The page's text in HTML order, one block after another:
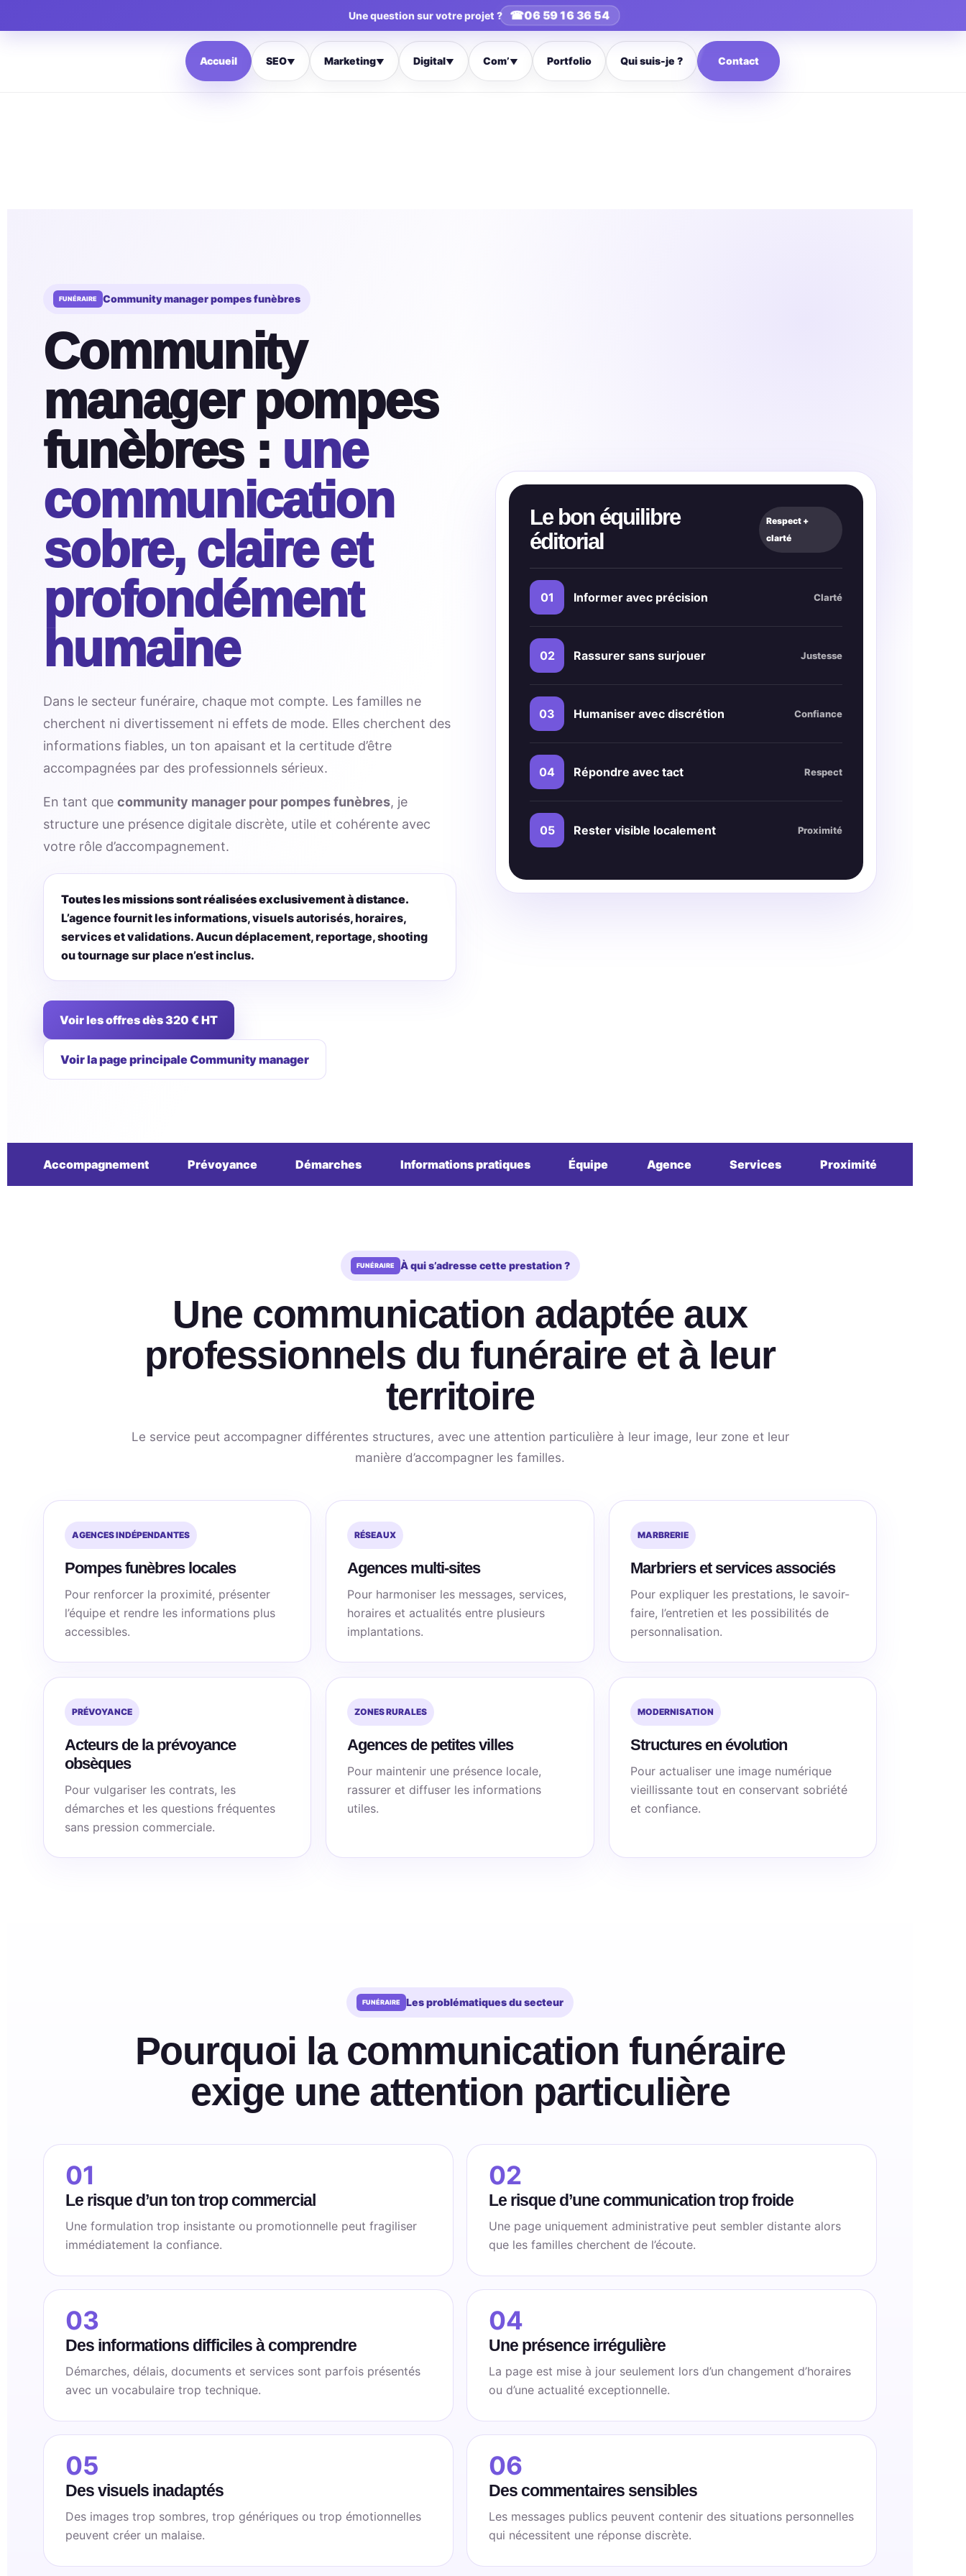
Une question sur votre projet ? ☎06 59 16 36 54
Accueil SEO▼ Marketing▼ Digital▼ Com’▼ Portfolio Qui suis-je ? Contact
Community manager pompes funèbres
Community
manager pompes
funèbres : une
communication
sobre, claire et
profondément
humaine
Dans le secteur funéraire, chaque mot compte. Les familles ne
cherchent ni divertissement ni effets de mode. Elles cherchent des
informations fiables, un ton apaisant et la certitude d’être
accompagnées par des professionnels sérieux.
En tant quecommunity manager pour pompes funèbres, je
structure une présence digitale discrète, utile et cohérente avec
votre rôle d’accompagnement.
Toutes les missions sont réalisées exclusivement à distance.
L’agence fournit les informations, visuels autorisés, horaires,
services et validations. Aucun déplacement, reportage, shooting
ou tournage sur place n’est inclus.
Voir les offres dès 320 € HT
Voir la page principale Community manager
Le bon équilibre
éditorial
Respect +
clarté
01 Informer avec précision Clarté
02 Rassurer sans surjouer Justesse
03 Humaniser avec discrétion Confiance
04 Répondre avec tact Respect
05 Rester visible localement Proximité
Accompagnement Prévoyance Démarches Informations pratiques Équipe Agence Services Proximité
À qui s’adresse cette prestation ?
Une communication adaptée aux
professionnels du funéraire et à leur
territoire
Le service peut accompagner différentes structures, avec une attention particulière à leur image, leur zone et leur
manière d’accompagner les familles.
AGENCES INDÉPENDANTES
Pompes funèbres locales
Pour renforcer la proximité, présenter
l’équipe et rendre les informations plus
accessibles.
RÉSEAUX
Agences multi-sites
Pour harmoniser les messages, services,
horaires et actualités entre plusieurs
implantations.
MARBRERIE
Marbriers et services associés
Pour expliquer les prestations, le savoir-
faire, l’entretien et les possibilités de
personnalisation.
PRÉVOYANCE
Acteurs de la prévoyance
obsèques
Pour vulgariser les contrats, les
démarches et les questions fréquentes
sans pression commerciale.
ZONES RURALES
Agences de petites villes
Pour maintenir une présence locale,
rassurer et diffuser les informations
utiles.
MODERNISATION
Structures en évolution
Pour actualiser une image numérique
vieillissante tout en conservant sobriété
et confiance.
Les problématiques du secteur
Pourquoi la communication funéraire
exige une attention particulière
01
Le risque d’un ton trop commercial
Une formulation trop insistante ou promotionnelle peut fragiliser
immédiatement la confiance.
02
Le risque d’une communication trop froide
Une page uniquement administrative peut sembler distante alors
que les familles cherchent de l’écoute.
03
Des informations difficiles à comprendre
Démarches, délais, documents et services sont parfois présentés
avec un vocabulaire trop technique.
04
Une présence irrégulière
La page est mise à jour seulement lors d’un changement d’horaires
ou d’une actualité exceptionnelle.
05
Des visuels inadaptés
Des images trop sombres, trop génériques ou trop émotionnelles
peuvent créer un malaise.
06
Des commentaires sensibles
Les messages publics peuvent contenir des situations personnelles
qui nécessitent une réponse discrète.